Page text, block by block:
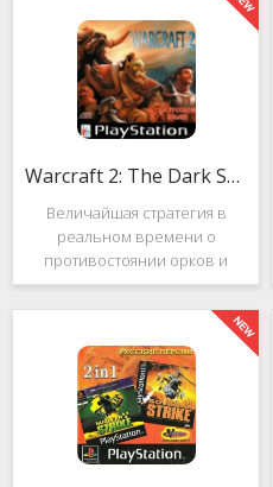
Warcraft 2: The Dark Saga
Величайшая стратегия в
реальном времени о
противостоянии орков и
людей. Warcraft 2: The Dark
Saga рассказывает
классическую историю, в
которой идёт битва за
королевство Азерот в мире
Средневековья с